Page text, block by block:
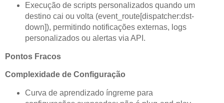
Execução de scripts personalizados quando um
destino cai ou volta (event_route[dispatcher:dst-
down]), permitindo notificações externas, logs
personalizados ou alertas via API.
Pontos Fracos
Complexidade de Configuração
Curva de aprendizado íngreme para